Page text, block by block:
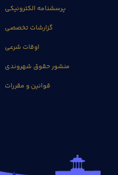
پرسشنامه الکترونیکی
گزارشات تخصصی
اوقات شرعی
منشور حقوق شهروندی
قوانین و مقررات